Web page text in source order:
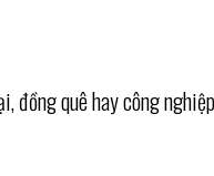
quê hay công